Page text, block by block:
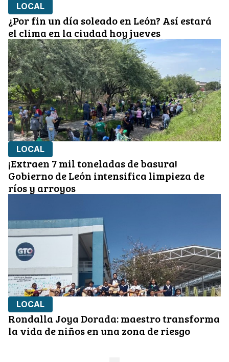
LOCAL
¿Por fin un día soleado en León? Así estará
el clima en la ciudad hoy jueves
LOCAL
¡Extraen 7 mil toneladas de basura!
Gobierno de León intensifica limpieza de
ríos y arroyos
LOCAL
Rondalla Joya Dorada: maestro transforma
la vida de niños en una zona de riesgo